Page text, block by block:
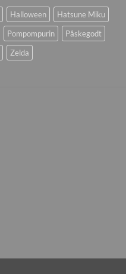
Halloween
Hatsune Miku
Pompompurin
Påskegodt
Zelda